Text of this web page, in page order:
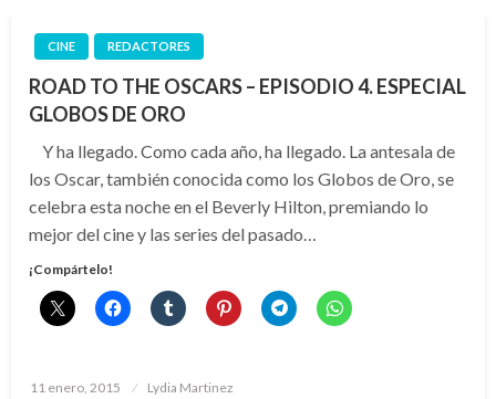
CINE REDACTORES
ROAD TO THE OSCARS – EPISODIO 4. ESPECIAL
GLOBOS DE ORO
Y ha llegado. Como cada año, ha llegado. La antesala de
los Oscar, también conocida como los Globos de Oro, se
celebra esta noche en el Beverly Hilton, premiando lo
mejor del cine y las series del pasado…
¡Compártelo!
Publicado
11 enero, 2015 Lydia Martinez